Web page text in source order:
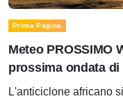
Prima Pagina
Meteo PROSSIMO
prossima ondata di
L'anticiclone africano